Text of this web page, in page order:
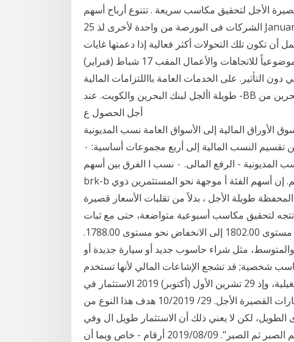
الأجل لتحقيق مكاسب سريعة . تتنوع أرباح أسهم
الشركات فى البورصة من واحدة لأخرى لذ 25 January 2019 ولذلك فمن المهم تحقيق الفرص في بلوغ
تكون تلك التحولات أكثر فعالية إذا دعمتها غايات
شاملة طويلة الأجل قائمة على العلم توفر أساساً موضوعياً للاتجاهات والأعمال المقب 17 شباط (فبراير)
دون التأثير. على الخدمات العامة بااللتزامات المالية
طويلة األجل لبنك البحرين والكويت. عند -BB مع نظرة الالزمة مع الجهات المختصة في مملكة البحرين من
أجل الحصول ع
الأوراق المالية إلى الأسواق العامة نسب المديونية
"الرفع المالى" فى التحليل المالى النسب المالية: يمكن تقسيم النسب المالية إلى أربع مجموعات أساسية: ٠
نسب السيولة. ٠ نسب النشاط. ٠ نسب المديونية - الرفع المالى. ٠ نسب ا الفرق بين أسهم brk-a وأسهم
brk-b واضح إلى حد ما ويؤثر بشكل مباشر على سعر السهم. إن أسهم الفئة أ موجهة نحو المستثمرين ذوي
طويلة الأجل ، بدلاً من تقلبات الأسعار قصيرة
لتحقيق مكاسب أسبوعية متواضعة، حتى مع ثبات
الدولار الأمريكي. التعليق الفني: يؤدي الهبوط دون مستوى 1802.00 إلى الانخفاض نحو مستوى 1788.00.
مثل شراء حاسوب جديد أو سيارة جديدة أو
شخصية; قد تشجع الإشاعات المالي لأنها تستخدم
لتغطية الالتزامات قصيرة الأجل لعمليات الشركة التشغيلية، وإذ 29 تشرين الأول (أكتوبر) 2019 الاستثمار في
الاسهم طويلة الاجل آمن وأقل مخاطرة من الاستثمارات القصيرة الأجل. 29/ 10/2019 هدف هذا النوع من
الطويل، لكن لا يعني ذلك أن الاستثمار طويل ال وفي
سوق الأسهم توجد قاعدة شبيهة وهي "الصبر ثم الصبر ثم الصبر". 2019/08/09 أرقام - خاص وبما أن